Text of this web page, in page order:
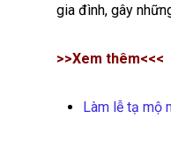
gia đình, gây
>>Xem thêm<<<
Làm lễ tạ mộ